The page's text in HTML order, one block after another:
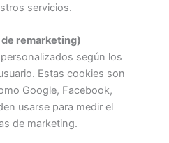
servicios.
remarketing)
según los
Estas cookies son
Google, Facebook,
usarse para medir el
de marketing.